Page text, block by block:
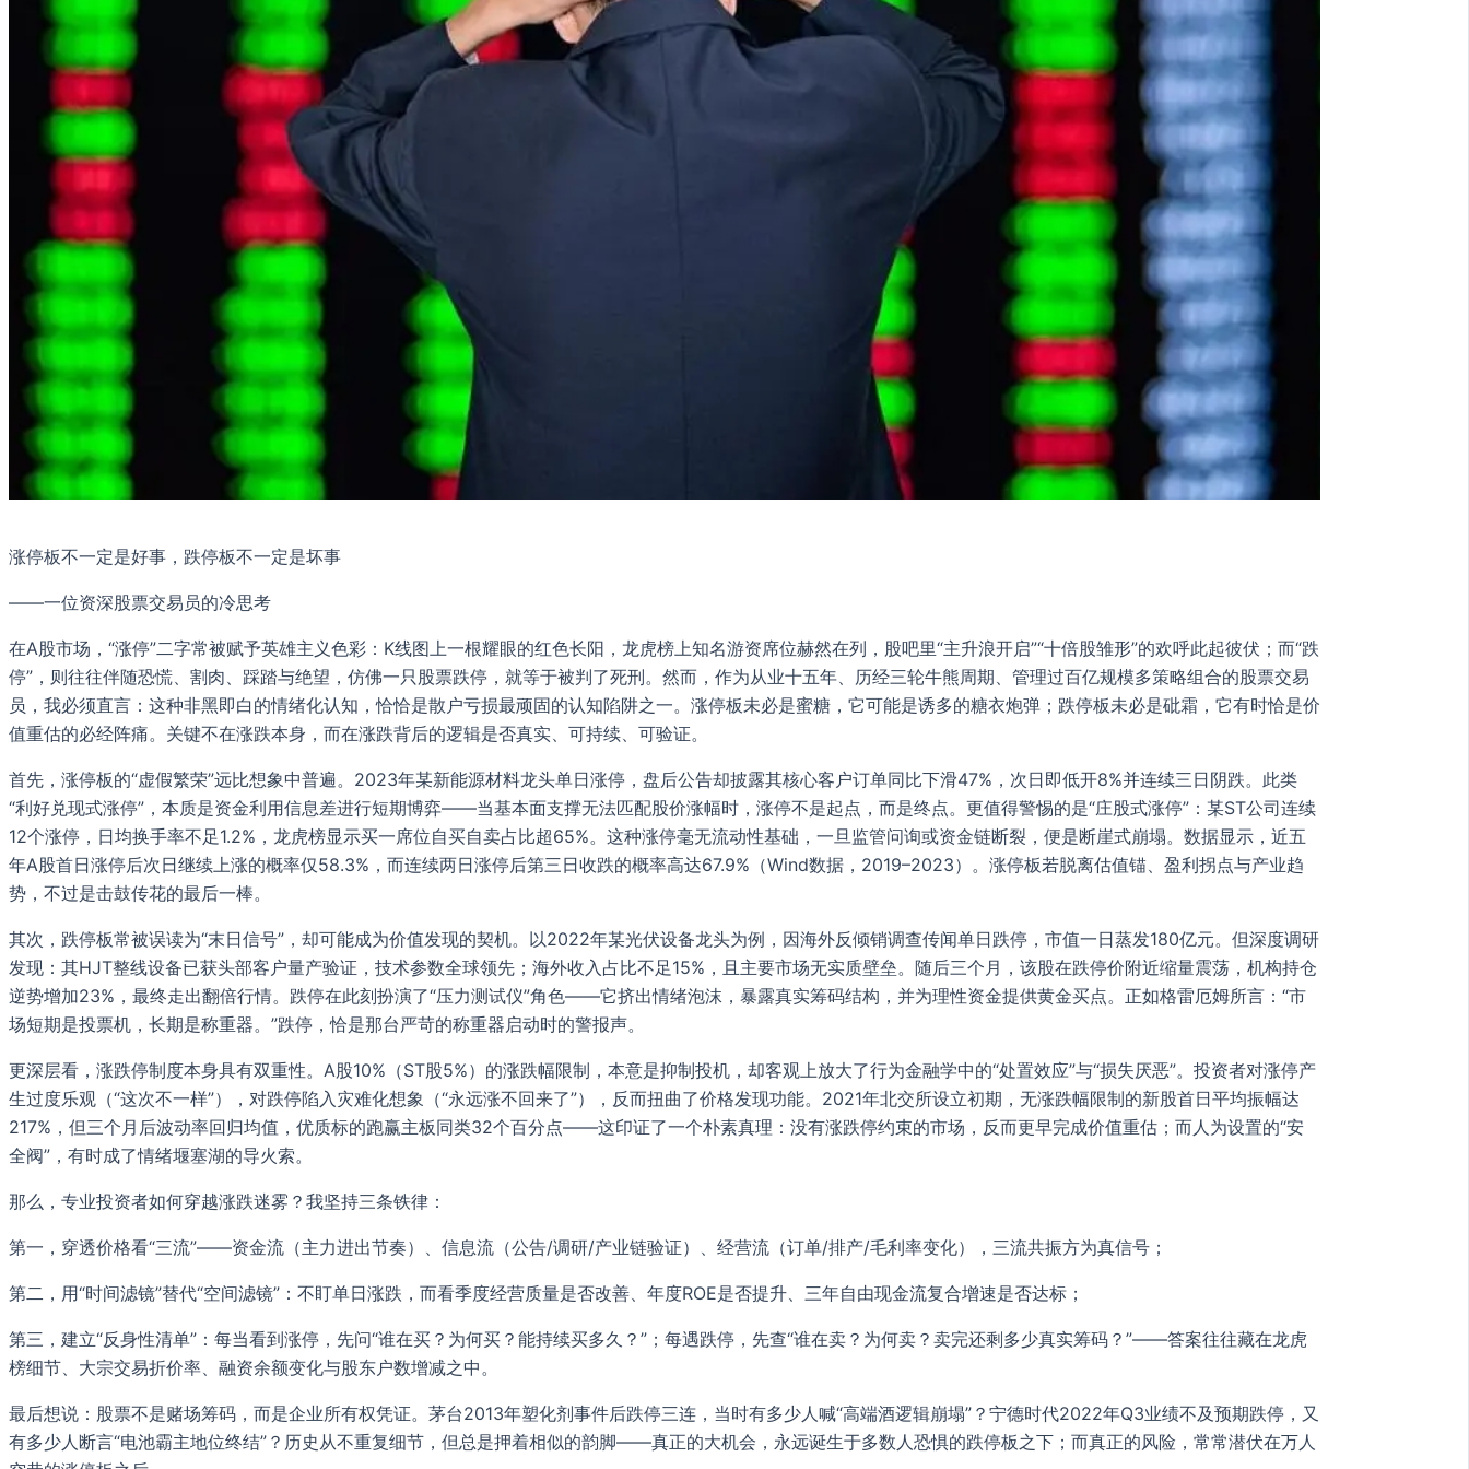
涨停板不一定是好事，跌停板不一定是坏事
——一位资深股票交易员的冷思考
在A股市场，“涨停”二字常被赋予英雄主义色彩：K线图上一根耀眼的红色长阳，龙虎榜上知名游资席位赫然在列，股吧里“主升浪开启”“十倍股雏形”的欢呼此起彼伏；而“跌
停”，则往往伴随恐慌、割肉、踩踏与绝望，仿佛一只股票跌停，就等于被判了死刑。然而，作为从业十五年、历经三轮牛熊周期、管理过百亿规模多策略组合的股票交易
员，我必须直言：这种非黑即白的情绪化认知，恰恰是散户亏损最顽固的认知陷阱之一。涨停板未必是蜜糖，它可能是诱多的糖衣炮弹；跌停板未必是砒霜，它有时恰是价
值重估的必经阵痛。关键不在涨跌本身，而在涨跌背后的逻辑是否真实、可持续、可验证。
首先，涨停板的“虚假繁荣”远比想象中普遍。2023年某新能源材料龙头单日涨停，盘后公告却披露其核心客户订单同比下滑47%，次日即低开8%并连续三日阴跌。此类
“利好兑现式涨停”，本质是资金利用信息差进行短期博弈——当基本面支撑无法匹配股价涨幅时，涨停不是起点，而是终点。更值得警惕的是“庄股式涨停”：某ST公司连续
12个涨停，日均换手率不足1.2%，龙虎榜显示买一席位自买自卖占比超65%。这种涨停毫无流动性基础，一旦监管问询或资金链断裂，便是断崖式崩塌。数据显示，近五
年A股首日涨停后次日继续上涨的概率仅58.3%，而连续两日涨停后第三日收跌的概率高达67.9%（Wind数据，2019–2023）。涨停板若脱离估值锚、盈利拐点与产业趋
势，不过是击鼓传花的最后一棒。
其次，跌停板常被误读为“末日信号”，却可能成为价值发现的契机。以2022年某光伏设备龙头为例，因海外反倾销调查传闻单日跌停，市值一日蒸发180亿元。但深度调研
发现：其HJT整线设备已获头部客户量产验证，技术参数全球领先；海外收入占比不足15%，且主要市场无实质壁垒。随后三个月，该股在跌停价附近缩量震荡，机构持仓
逆势增加23%，最终走出翻倍行情。跌停在此刻扮演了“压力测试仪”角色——它挤出情绪泡沫，暴露真实筹码结构，并为理性资金提供黄金买点。正如格雷厄姆所言：“市
场短期是投票机，长期是称重器。”跌停，恰是那台严苛的称重器启动时的警报声。
更深层看，涨跌停制度本身具有双重性。A股10%（ST股5%）的涨跌幅限制，本意是抑制投机，却客观上放大了行为金融学中的“处置效应”与“损失厌恶”。投资者对涨停产
生过度乐观（“这次不一样”），对跌停陷入灾难化想象（“永远涨不回来了”），反而扭曲了价格发现功能。2021年北交所设立初期，无涨跌幅限制的新股首日平均振幅达
217%，但三个月后波动率回归均值，优质标的跑赢主板同类32个百分点——这印证了一个朴素真理：没有涨跌停约束的市场，反而更早完成价值重估；而人为设置的“安
全阀”，有时成了情绪堰塞湖的导火索。
那么，专业投资者如何穿越涨跌迷雾？我坚持三条铁律：
第一，穿透价格看“三流”——资金流（主力进出节奏）、信息流（公告/调研/产业链验证）、经营流（订单/排产/毛利率变化），三流共振方为真信号；
第二，用“时间滤镜”替代“空间滤镜”：不盯单日涨跌，而看季度经营质量是否改善、年度ROE是否提升、三年自由现金流复合增速是否达标；
第三，建立“反身性清单”：每当看到涨停，先问“谁在买？为何买？能持续买多久？”；每遇跌停，先查“谁在卖？为何卖？卖完还剩多少真实筹码？”——答案往往藏在龙虎
榜细节、大宗交易折价率、融资余额变化与股东户数增减之中。
最后想说：股票不是赌场筹码，而是企业所有权凭证。茅台2013年塑化剂事件后跌停三连，当时有多少人喊“高端酒逻辑崩塌”？宁德时代2022年Q3业绩不及预期跌停，又
有多少人断言“电池霸主地位终结”？历史从不重复细节，但总是押着相似的韵脚——真正的大机会，永远诞生于多数人恐惧的跌停板之下；而真正的风险，常常潜伏在万人